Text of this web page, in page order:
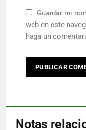
Guardar mi
web en este
haga un
Notas